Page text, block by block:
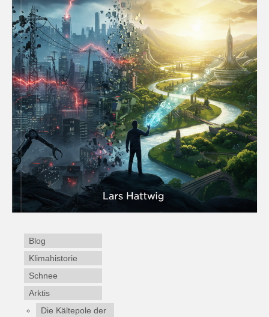
Blog
Klimahistorie
Schnee
Arktis
Die Kältepole der